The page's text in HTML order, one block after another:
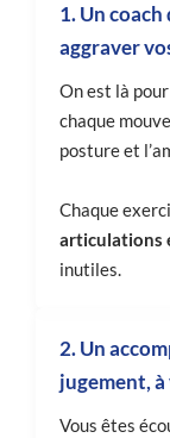
1. Un
aggraver
On est là
chaque
posture et
Chaque
articulations
inutiles.
2. Un
jugement,
Vous êtes